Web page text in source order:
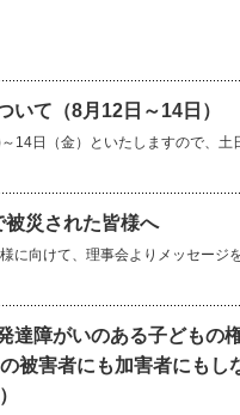
いて（8月12日～14日）
14日（金）といたしますので、土
災された皆様へ
に向けて、理事会よりメッセージ
達障がいのある子どもの
被害者にも加害者にもし